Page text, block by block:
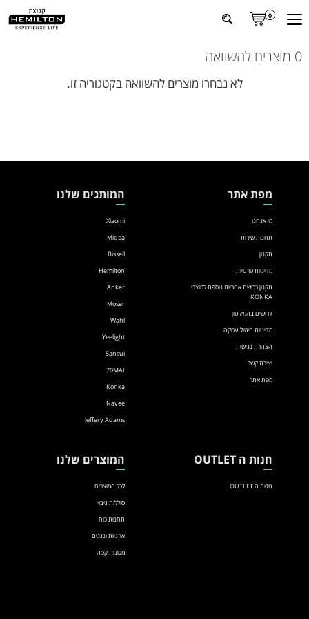
0
0 מוצרים להשוואה
לא נבחרו מוצרים להשוואה בקטגוריה זו.
מפת אתר
מי אנחנו
תחנות שירות
תקנון
מדיניות פרטיות
תקנון רכישת אחריות נוספת למוצרי
KONKA
דרושים בהמילטון
מדיניות ביטול עסקה
הצהרת נגישות
יצירת קשר
מפת אתר
המותגים שלנו
Xiaomi
Midea
Bissell
Hemilton
Anker
Moser
Wahl
Yeelight
Sansui
70MAI
Konka
Navee
Jeffery Adams
חנות ה OUTLET
חנות ה OUTLET
המוצרים שלנו
לכל המוצרים
סוללות גיבוי
תחנות כוח
אוזניות ונגנים
מכונות קפה